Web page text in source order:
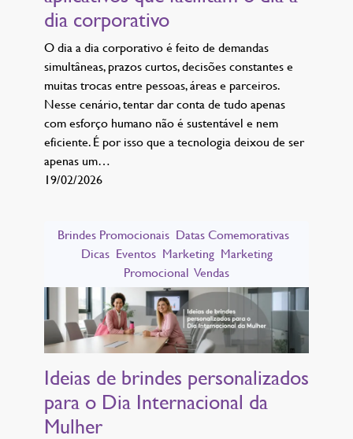
dia corporativo
O dia a dia corporativo é feito de demandas
simultâneas, prazos curtos, decisões constantes e
muitas trocas entre pessoas, áreas e parceiros.
Nesse cenário, tentar dar conta de tudo apenas
com esforço humano não é sustentável e nem
eficiente. É por isso que a tecnologia deixou de ser
apenas um…
19/02/2026
Brindes Promocionais Datas Comemorativas
Dicas Eventos Marketing Marketing
Promocional Vendas
Ideias de brindes personalizados
para o Dia Internacional da
Mulher